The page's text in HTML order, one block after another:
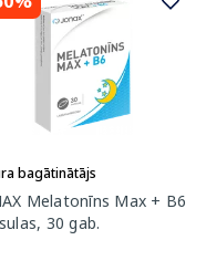
bagātinātājs
Melatonīns Max + B6
30 gab.